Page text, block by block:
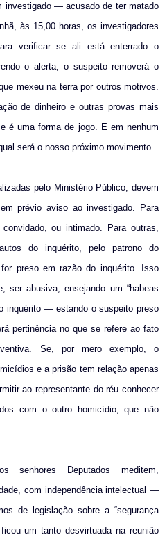
investigado — acusado de ter matado
às 15,00 horas, os investigadores
verificar se ali está enterrado o
o alerta, o suspeito removerá o
mexeu na terra por outros motivos.
de dinheiro e outras provas mais
é uma forma de jogo. E em nenhum
será o nosso próximo movimento.
pelo Ministério Público, devem
prévio aviso ao investigado. Para
ou intimado. Para outras,
do inquérito, pelo patrono do
preso em razão do inquérito. Isso
ser abusiva, ensejando um “habeas
inquérito — estando o suspeito preso
pertinência no que se refere ao fato
Se, por mero exemplo, o
e a prisão tem relação apenas
ao representante do réu conhecer
com o outro homicídio, que não
senhores Deputados meditem,
com independência intelectual —
de legislação sobre a “segurança
um tanto desvirtuada na reunião